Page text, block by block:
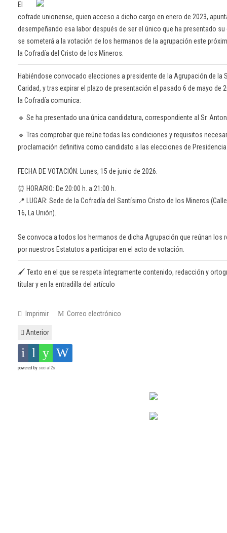
El
cofrade unionense, quien acceso a dicho cargo en enero de 2023,
desempeñando esa labor después de ser el único que ha presentado
se someterá a la votación de los hermanos de la agrupación este
la Cofradía del Cristo de los Mineros.
Habiéndose convocado elecciones a presidente de la Agrupación de la
Caridad, y tras expirar el plazo de presentación el pasado 6 de mayo de
la Cofradía comunica:
🔹 Se ha presentado una única candidatura, correspondiente al Sr.
🔹 Tras comprobar que reúne todas las condiciones y requisitos
proclamación definitiva como candidato a las elecciones de
FECHA DE VOTACIÓN: Lunes, 15 de junio de 2026.
⏰ HORARIO: De 20:00 h. a 21:00 h.
📍 LUGAR: Sede de la Cofradía del Santísimo Cristo de los Mineros
16, La Unión).
Se convoca a todos los hermanos de dicha Agrupación que reúnan los
por nuestros Estatutos a participar en el acto de votación.
🖌️ Texto en el que se respeta íntegramente contenido, redacción y
titular y en la entradilla del artículo
Imprimir Correo electrónico
Anterior
powered by social2s